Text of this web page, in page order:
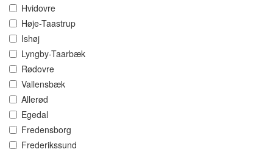
Hvidovre
Høje-Taastrup
Ishøj
Lyngby-Taarbæk
Rødovre
Vallensbæk
Allerød
Egedal
Fredensborg
Frederikssund